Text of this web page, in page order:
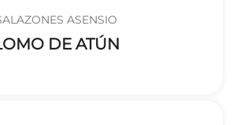
ASENSIO
DE ATÚN